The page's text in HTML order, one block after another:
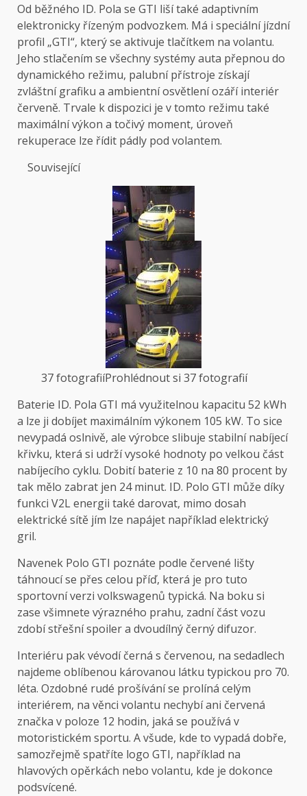
Od běžného ID. Pola se GTI liší také adaptivním
elektronicky řízeným podvozkem. Má i speciální jízdní
profil „GTI“, který se aktivuje tlačítkem na volantu.
Jeho stlačením se všechny systémy auta přepnou do
dynamického režimu, palubní přístroje získají
zvláštní grafiku a ambientní osvětlení ozáří interiér
červeně. Trvale k dispozici je v tomto režimu také
maximální výkon a točivý moment, úroveň
rekuperace lze řídit pádly pod volantem.
Související
37 fotografiíProhlédnout si 37 fotografií
Baterie ID. Pola GTI má využitelnou kapacitu 52 kWh
a lze ji dobíjet maximálním výkonem 105 kW. To sice
nevypadá oslnivě, ale výrobce slibuje stabilní nabíjecí
křivku, která si udrží vysoké hodnoty po velkou část
nabíjecího cyklu. Dobití baterie z 10 na 80 procent by
tak mělo zabrat jen 24 minut. ID. Polo GTI může díky
funkci V2L energii také darovat, mimo dosah
elektrické sítě jím lze napájet například elektrický
gril.
Navenek Polo GTI poznáte podle červené lišty
táhnoucí se přes celou příď, která je pro tuto
sportovní verzi volkswagenů typická. Na boku si
zase všimnete výrazného prahu, zadní část vozu
zdobí střešní spoiler a dvoudílný černý difuzor.
Interiéru pak vévodí černá s červenou, na sedadlech
najdeme oblíbenou károvanou látku typickou pro 70.
léta. Ozdobné rudé prošívání se prolíná celým
interiérem, na věnci volantu nechybí ani červená
značka v poloze 12 hodin, jaká se používá v
motoristickém sportu. A všude, kde to vypadá dobře,
samozřejmě spatříte logo GTI, například na
hlavových opěrkách nebo volantu, kde je dokonce
podsvícené.